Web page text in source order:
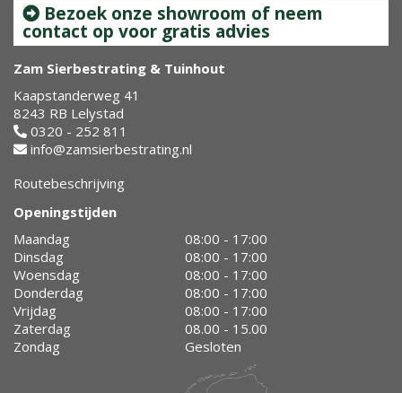
Bezoek onze showroom of neem
contact op voor gratis advies
Zam Sierbestrating & Tuinhout
Kaapstanderweg 41
8243 RB Lelystad
0320 - 252 811
info@zamsierbestrating.nl
Routebeschrijving
Openingstijden
Maandag
08:00 - 17:00
Dinsdag
08:00 - 17:00
Woensdag
08:00 - 17:00
Donderdag
08:00 - 17:00
Vrijdag
08:00 - 17:00
Zaterdag
08.00 - 15.00
Zondag
Gesloten